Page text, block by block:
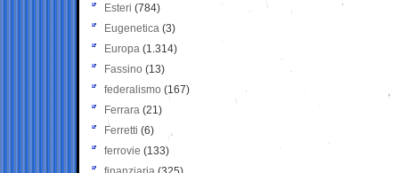
Esteri (784)
Eugenetica (3)
Europa (1.314)
Fassino (13)
federalismo (167)
Ferrara (21)
Ferretti (6)
ferrovie (133)